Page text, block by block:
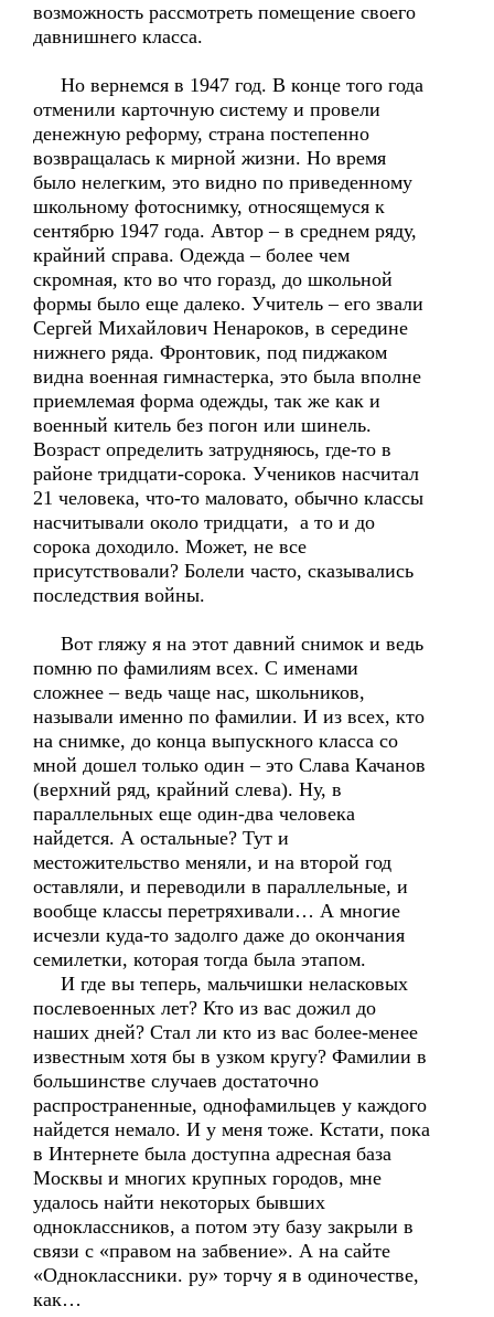
возможность рассмотреть помещение своего
давнишнего класса.
Но вернемся в 1947 год. В конце того года
отменили карточную систему и провели
денежную реформу, страна постепенно
возвращалась к мирной жизни. Но время
было нелегким, это видно по приведенному
школьному фотоснимку, относящемуся к
сентябрю 1947 года. Автор – в среднем ряду,
крайний справа. Одежда – более чем
скромная, кто во что горазд, до школьной
формы было еще далеко. Учитель – его звали
Сергей Михайлович Ненароков, в середине
нижнего ряда. Фронтовик, под пиджаком
видна военная гимнастерка, это была вполне
приемлемая форма одежды, так же как и
военный китель без погон или шинель.
Возраст определить затрудняюсь, где-то в
районе тридцати-сорока. Учеников насчитал
21 человека, что-то маловато, обычно классы
насчитывали около тридцати, а то и до
сорока доходило. Может, не все
присутствовали? Болели часто, сказывались
последствия войны.
Вот гляжу я на этот давний снимок и ведь
помню по фамилиям всех. С именами
сложнее – ведь чаще нас, школьников,
называли именно по фамилии. И из всех, кто
на снимке, до конца выпускного класса со
мной дошел только один – это Слава Качанов
(верхний ряд, крайний слева). Ну, в
параллельных еще один-два человека
найдется. А остальные? Тут и
местожительство меняли, и на второй год
оставляли, и переводили в параллельные, и
вообще классы перетряхивали… А многие
исчезли куда-то задолго даже до окончания
семилетки, которая тогда была этапом.
И где вы теперь, мальчишки неласковых
послевоенных лет? Кто из вас дожил до
наших дней? Стал ли кто из вас более-менее
известным хотя бы в узком кругу? Фамилии в
большинстве случаев достаточно
распространенные, однофамильцев у каждого
найдется немало. И у меня тоже. Кстати, пока
в Интернете была доступна адресная база
Москвы и многих крупных городов, мне
удалось найти некоторых бывших
одноклассников, а потом эту базу закрыли в
связи с «правом на забвение». А на сайте
«Одноклассники. ру» торчу я в одиночестве,
как…